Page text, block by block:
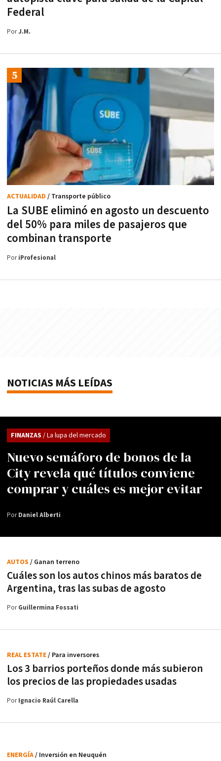
Federal
PorJ.M.
La SUBE eliminó en agosto un descuento
del 50% para miles de pasajeros que
combinan transporte
ACTUALIDAD / Transporte público
PoriProfesional
NOTICIAS MÁS LEÍDAS
Nuevo semáforo de bonos de la
City revela qué títulos conviene
comprar y cuáles es mejor evitar
FINANZAS / La lupa del mercado
PorDaniel Alberti
Cuáles son los autos chinos más baratos de
Argentina, tras las subas de agosto
AUTOS / Ganan terreno
PorGuillermina Fossati
Los 3 barrios porteños donde más subieron
los precios de las propiedades usadas
REAL ESTATE/ Para inversores
PorIgnacio Raúl Carella
ENERGÍA/ Inversión en Neuquén